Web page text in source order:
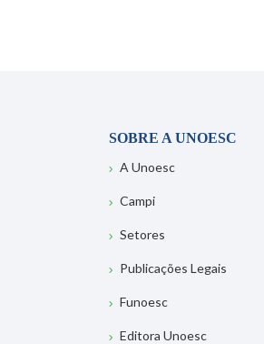
SOBRE A UNOESC
A Unoesc
Campi
Setores
Publicações Legais
Funoesc
Editora Unoesc